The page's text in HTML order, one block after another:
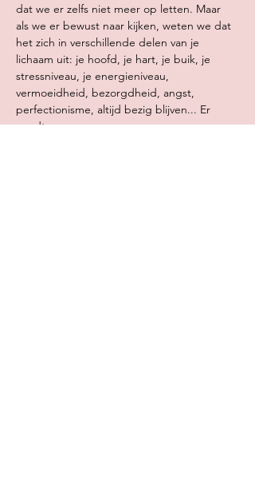
dat we er zelfs niet meer op letten. Maar
als we er bewust naar kijken, weten we dat
het zich in verschillende delen van je
lichaam uit: je hoofd, je hart, je buik, je
stressniveau, je energieniveau,
vermoeidheid, bezorgdheid, angst,
perfectionisme, altijd bezig blijven... Er
wordt…